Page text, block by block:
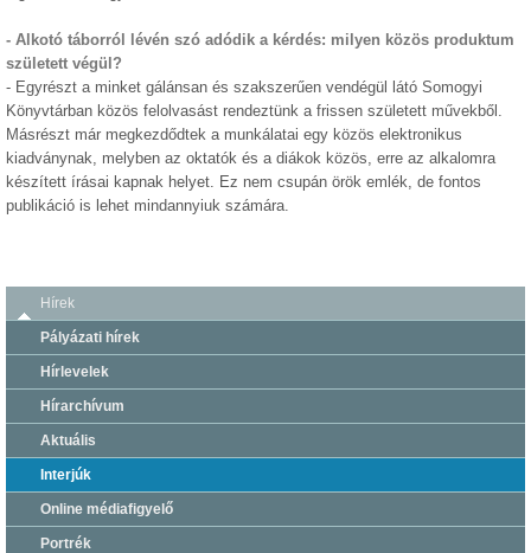
- Alkotó táborról lévén szó adódik a kérdés: milyen közös produktum
született végül?
- Egyrészt a minket gálánsan és szakszerűen vendégül látó Somogyi
Könyvtárban közös felolvasást rendeztünk a frissen született művekből.
Másrészt már megkezdődtek a munkálatai egy közös elektronikus
kiadványnak, melyben az oktatók és a diákok közös, erre az alkalomra
készített írásai kapnak helyet. Ez nem csupán örök emlék, de fontos
publikáció is lehet mindannyiuk számára.
Hírek
Pályázati hírek
Hírlevelek
Hírarchívum
Aktuális
Interjúk
Online médiafigyelő
Portrék